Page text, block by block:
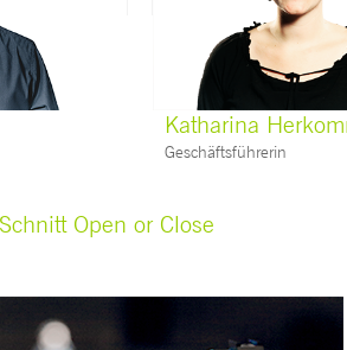
Katharina
Geschäftsführerin
Open or Close